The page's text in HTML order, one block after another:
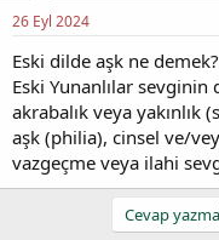
b
a
ş
a
t
a
n
ç
a
r
i
h
i
26 Eyl 2024
Eski dilde aşk ne demek?
Eski Yunanlılar sevginin
akrabalık veya yakınlık
aşk (philia), cinsel ve/
vazgeçme veya ilahi
Cevap